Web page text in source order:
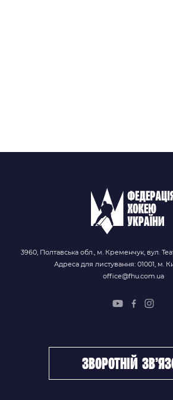
3960, Полтавська обл., м. Кременчук, вул.
Адреса для листування: 01001, м.
office@fhu.com.ua
зворотній